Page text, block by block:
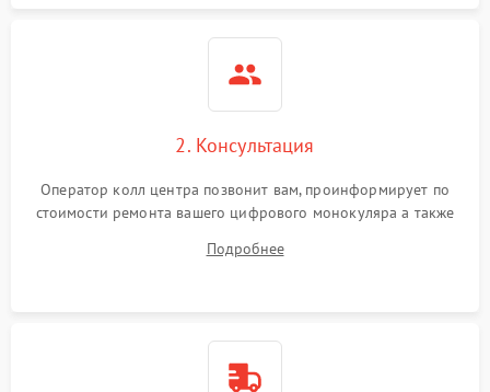
2000 ₽
Проблемы с заземлением 1000 ₽
Повреждение печатной
платы
2800 ₽
2. Консультация
Оператор колл центра позвонит вам, проинформирует по
стоимости ремонта вашего цифрового монокуляра а также
Подробнее